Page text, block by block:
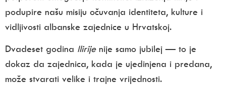
podupire našu misiju očuvanja identiteta, kulture i
vidljivosti albanske zajednice u Hrvatskoj.
Dvadeset godina Ilirijenije samo jubilej — to je
dokaz da zajednica, kada je ujedinjena i predana,
može stvarati velike i trajne vrijednosti.